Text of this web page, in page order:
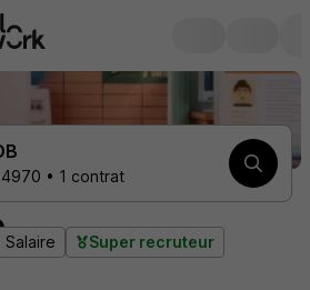
• 1 contrat
Salaire Super recruteur